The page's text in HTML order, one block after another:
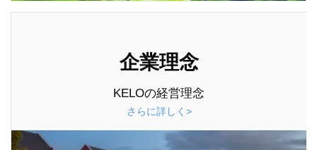
企業理念
KELOの経営理念
さらに詳しく>